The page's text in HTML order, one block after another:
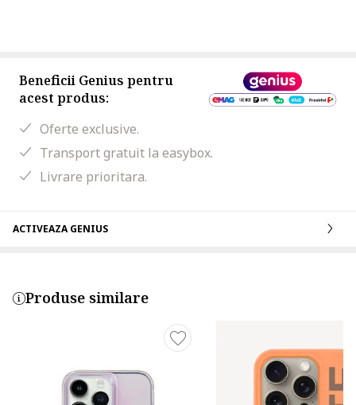
Beneficii Genius pentru
acest produs:
Oferte exclusive.
Transport gratuit la easybox.
Livrare prioritara.
ACTIVEAZA GENIUS
Produse similare